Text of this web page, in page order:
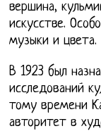
вершина,
искусстве.
музыки и цвета.
В 1923 был
исследований
тому времени
авторитет в